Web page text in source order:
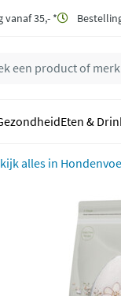
vanaf 35,- *
Eten &